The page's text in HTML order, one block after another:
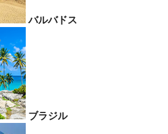
バルバドス
ブラジル